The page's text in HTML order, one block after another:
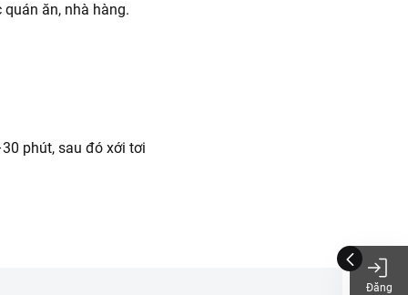
ăn, nhà hàng.
phút, sau đó xới tơi
Đăng